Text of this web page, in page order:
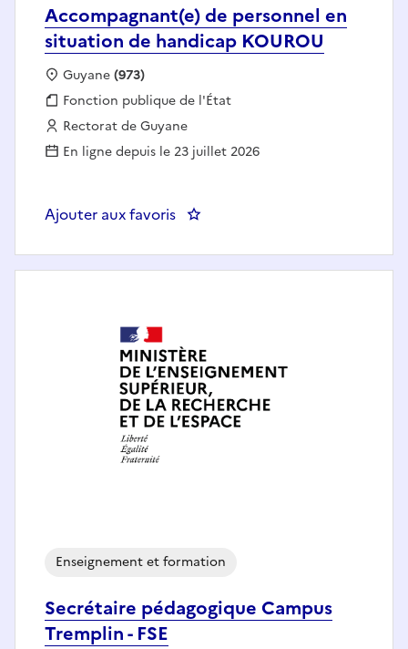
Accompagnant(e) de personnel en
situation de handicap KOUROU
Localisation :
Guyane(973)
Fonction publique :
Fonction publique de l'État
Employeur :
Rectorat de Guyane
En ligne depuis le 23 juillet 2026
Ajouter aux favoris : Accompagnant(e) de
Secrétaire pédagogique Campus
Tremplin - FSE
Enseignement et formation